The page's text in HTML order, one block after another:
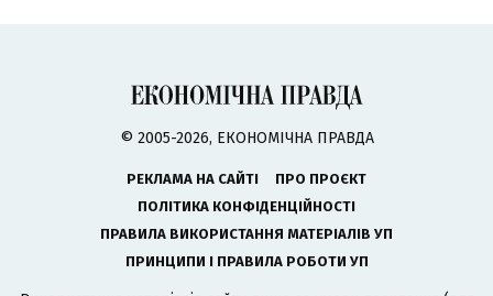
© 2005-2026, ЕКОНОМІЧНА ПРАВДА
РЕКЛАМА НА САЙТІ
ПРО ПРОЄКТ
ПОЛІТИКА КОНФІДЕНЦІЙНОСТІ
ПРАВИЛА ВИКОРИСТАННЯ МАТЕРІАЛІВ УП
ПРИНЦИПИ І ПРАВИЛА РОБОТИ УП